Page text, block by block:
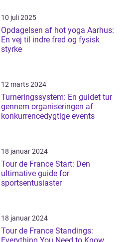
10 juli 2025
Opdagelsen af hot yoga Aarhus:
En vej til indre fred og fysisk
styrke
12 marts 2024
Turneringssystem: En guidet tur
gennem organiseringen af
konkurrencedygtige events
18 januar 2024
Tour de France Start: Den
ultimative guide for
sportsentusiaster
18 januar 2024
Tour de France Standings: